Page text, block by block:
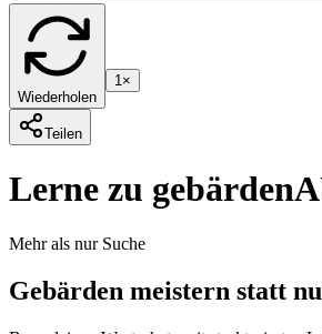
Wiederholen
1×
Teilen
Lerne zu gebärden
Mehr als nur Suche
Gebärden meistern statt